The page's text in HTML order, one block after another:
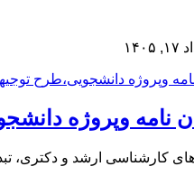
نامه وپروژه
های کارشناسی ارشد و